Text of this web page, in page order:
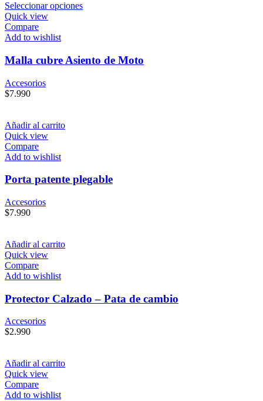
Seleccionar opciones
Quick view
Compare
Add to wishlist
Malla cubre Asiento de Moto
Accesorios
$7.990
Añadir al carrito
Quick view
Compare
Add to wishlist
Porta patente plegable
Accesorios
$7.990
Añadir al carrito
Quick view
Compare
Add to wishlist
Protector Calzado – Pata de cambio
Accesorios
$2.990
Añadir al carrito
Quick view
Compare
Add to wishlist